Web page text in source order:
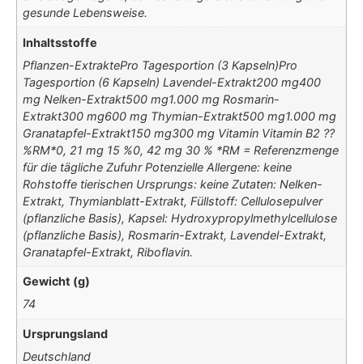
gesunde Lebensweise.
Inhaltsstoffe
Pflanzen-ExtraktePro Tagesportion (3 Kapseln)Pro
Tagesportion (6 Kapseln) Lavendel-Extrakt200 mg400
mg Nelken-Extrakt500 mg1.000 mg Rosmarin-
Extrakt300 mg600 mg Thymian-Extrakt500 mg1.000 mg
Granatapfel-Extrakt150 mg300 mg Vitamin Vitamin B2 ??
%RM*0, 21 mg 15 %0, 42 mg 30 % *RM = Referenzmenge
für die tägliche Zufuhr Potenzielle Allergene: keine
Rohstoffe tierischen Ursprungs: keine Zutaten: Nelken-
Extrakt, Thymianblatt-Extrakt, Füllstoff: Cellulosepulver
(pflanzliche Basis), Kapsel: Hydroxypropylmethylcellulose
(pflanzliche Basis), Rosmarin-Extrakt, Lavendel-Extrakt,
Granatapfel-Extrakt, Riboflavin.
Gewicht (g)
74
Ursprungsland
Deutschland